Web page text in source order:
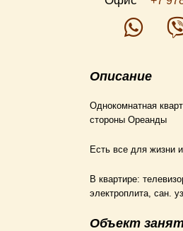
Описание
Однокомнатная
стороны Ореанды
Есть все для жизни
В квартире:
электроплита, сан.
Объект